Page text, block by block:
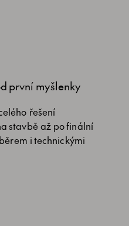
první myšlenky
řešení
stavbě až po finální
i technickými